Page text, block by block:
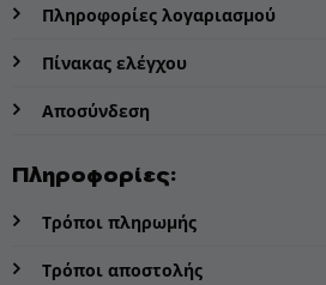
Πληροφορίες λογαριασμού
Πίνακας ελέγχου
Αποσύνδεση
Πληροφορίες:
Τρόποι πληρωμής
Τρόποι αποστολής